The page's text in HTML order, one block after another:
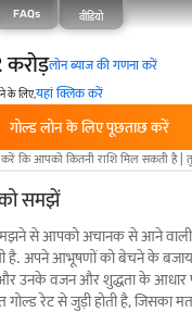
FAQs वीडियो
लोन ब्याज की गणना करें
के लिए,यहां क्लिक करें
गोल्ड लोन के लिए पूछताछ करें
कि आपको कितनी राशि मिल सकती है |
को समझें
समझने से आपको अचानक से आने
है. अपने आभूषणों को बेचने के बजाय,
उनके वजन और शुद्धता के आधार
गोल्ड रेट से जुड़ी होती है,